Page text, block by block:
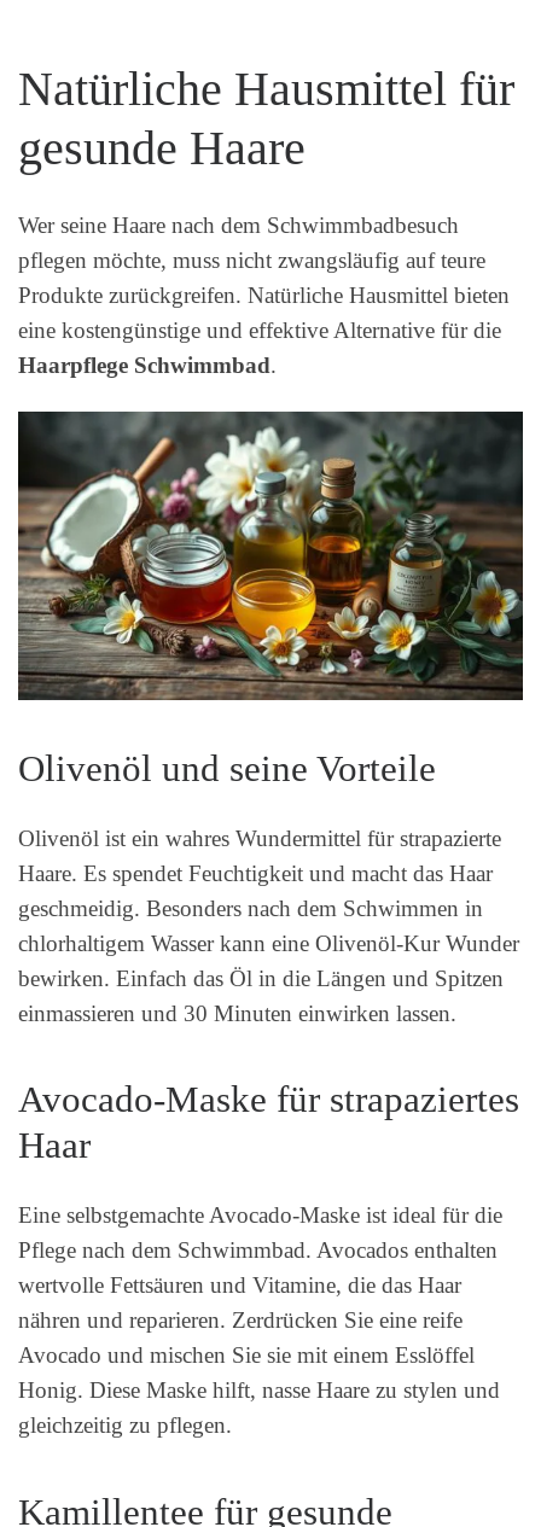
Natürliche Hausmittel für
gesunde Haare
Wer seine Haare nach dem Schwimmbadbesuch
pflegen möchte, muss nicht zwangsläufig auf teure
Produkte zurückgreifen. Natürliche Hausmittel bieten
eine kostengünstige und effektive Alternative für die
Haarpflege Schwimmbad.
Olivenöl und seine Vorteile
Olivenöl ist ein wahres Wundermittel für strapazierte
Haare. Es spendet Feuchtigkeit und macht das Haar
geschmeidig. Besonders nach dem Schwimmen in
chlorhaltigem Wasser kann eine Olivenöl-Kur Wunder
bewirken. Einfach das Öl in die Längen und Spitzen
einmassieren und 30 Minuten einwirken lassen.
Avocado-Maske für strapaziertes
Haar
Eine selbstgemachte Avocado-Maske ist ideal für die
Pflege nach dem Schwimmbad. Avocados enthalten
wertvolle Fettsäuren und Vitamine, die das Haar
nähren und reparieren. Zerdrücken Sie eine reife
Avocado und mischen Sie sie mit einem Esslöffel
Honig. Diese Maske hilft, nasse Haare zu stylen und
gleichzeitig zu pflegen.
Kamillentee für gesunde